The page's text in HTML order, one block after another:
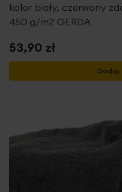
kolor biały, czerwony
450 g/m2 GERDA
53,90 zł
Dodaj